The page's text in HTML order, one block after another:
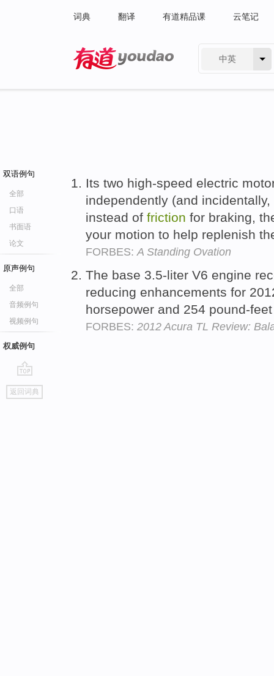
词典 翻译 有道精品课 云笔记
中英
双语例句
全部
口语
书面语
论文
原声例句
全部
音频例句
视频例句
权威例句
go
top
返回词典
Its two high-speed electric
independently (and
instead of friction for braking,
your motion to help replenish
FORBES:A Standing Ovation
The base 3.5-liter V6 engine
reducing enhancements for
horsepower and 254 pound-
FORBES: 2012 Acura TL Review: